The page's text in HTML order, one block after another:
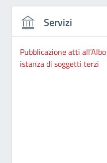
Servizi
Pubblicazione atti
istanza di soggetti terzi